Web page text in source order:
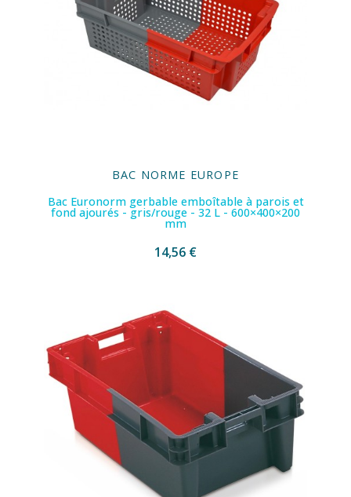
BAC NORME EUROPE
Bac Euronorm gerbable emboîtable à parois et
fond ajourés - gris/rouge - 32 L - 600×400×200
mm
14,56 €